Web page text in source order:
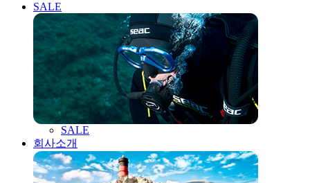
SALE
SALE
회사소개